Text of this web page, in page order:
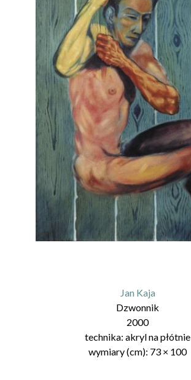
Jan Kaja
Dzwonnik
2000
technika: akryl na płótnie
wymiary (cm): 73 × 100